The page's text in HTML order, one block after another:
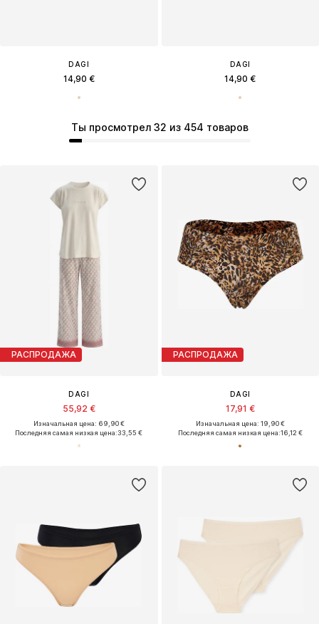
Ты просмотрел 32 из 454 товаров
DAGI
14,90 €
DAGI
14,90 €
РАСПРОДАЖА
DAGI
55,92 €
Изначальная цена: 69,90 €
Последняя самая низкая цена:33,55 €
РАСПРОДАЖА
DAGI
17,91 €
Изначальная цена: 19,90 €
Последняя самая низкая цена:16,12 €